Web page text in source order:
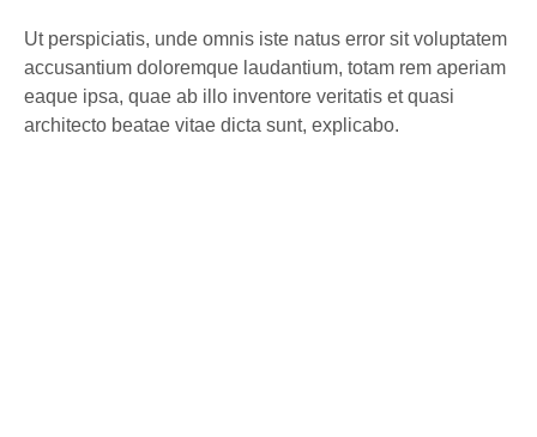
Ut perspiciatis, unde omnis iste natus error sit voluptatem
accusantium doloremque laudantium, totam rem aperiam
eaque ipsa, quae ab illo inventore veritatis et quasi
architecto beatae vitae dicta sunt, explicabo.